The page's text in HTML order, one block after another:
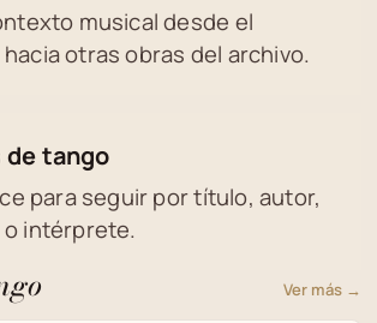
musical desde el
otras obras del archivo.
de tango
para seguir por título, autor,
intérprete.
Ver más →